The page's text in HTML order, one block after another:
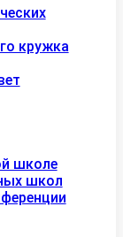
кружка
школе
школ